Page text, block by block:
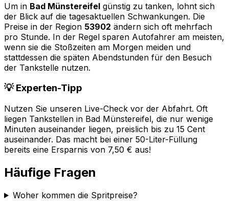
Um in Bad Münstereifel günstig zu tanken, lohnt sich
der Blick auf die tagesaktuellen Schwankungen. Die
Preise in der Region 53902 ändern sich oft mehrfach
pro Stunde. In der Regel sparen Autofahrer am meisten,
wenn sie die Stoßzeiten am Morgen meiden und
stattdessen die späten Abendstunden für den Besuch
der Tankstelle nutzen.
💡 Experten-Tipp
Nutzen Sie unseren Live-Check vor der Abfahrt. Oft
liegen Tankstellen in Bad Münstereifel, die nur wenige
Minuten auseinander liegen, preislich bis zu 15 Cent
auseinander. Das macht bei einer 50-Liter-Füllung
bereits eine Ersparnis von 7,50 € aus!
Häufige Fragen
Woher kommen die Spritpreise?